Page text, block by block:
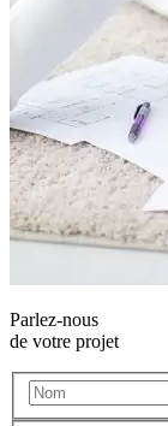
Parlez-nous
de votre projet